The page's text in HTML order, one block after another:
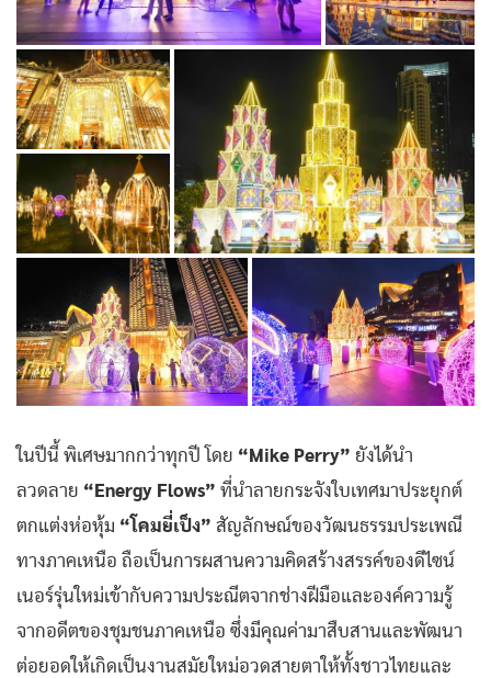
ในปีนี้ พิเศษมากกว่าทุกปี โดย “Mike Perry” ยังได้นำ
ลวดลาย “Energy Flows” ที่นำลายกระจังใบเทศมาประยุกต์
ตกแต่งห่อหุ้ม “โคมยี่เป็ง” สัญลักษณ์ของวัฒนธรรมประเพณี
ทางภาคเหนือ ถือเป็นการผสานความคิดสร้างสรรค์ของดีไซน์
เนอร์รุ่นใหม่เข้ากับความประณีตจากช่างฝีมือและองค์ความรู้
จากอดีตของชุมชนภาคเหนือ ซึ่งมีคุณค่ามาสืบสานและพัฒนา
ต่อยอดให้เกิดเป็นงานสมัยใหม่อวดสายตาให้ทั้งชาวไทยและ